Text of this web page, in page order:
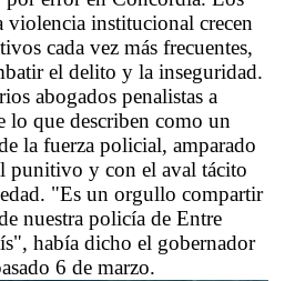
violencia institucional crecen
cada vez más frecuentes,
el delito y la inseguridad.
abogados penalistas a
que describen como un
la fuerza policial, amparado
punitivo y con el aval tácito
"Es un orgullo compartir
nuestra policía de Entre
había dicho el gobernador
6 de marzo.